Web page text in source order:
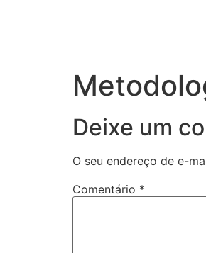
Deixe um
O seu endereço de e-
Comentário *